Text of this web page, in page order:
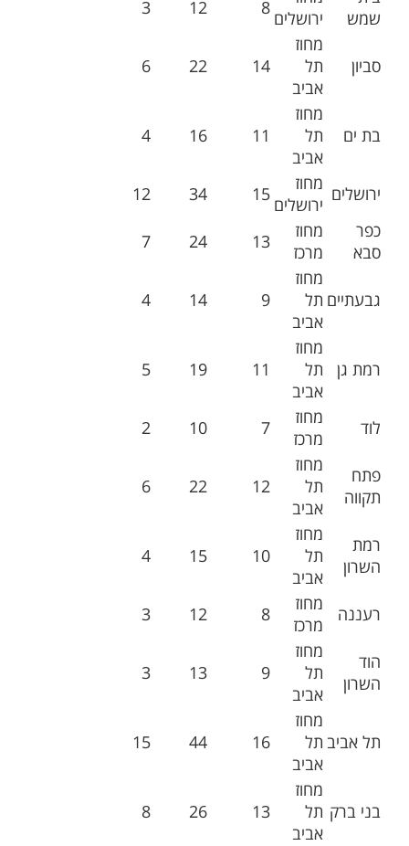
שמש
ירושלים 8
12
3
סביון
מחוז
תל
אביב
14
22
6
בת ים
מחוז
תל
אביב
11
16
4
ירושלים מחוז
ירושלים 15
34
12
כפר
סבא
מחוז
מרכז
13
24
7
גבעתיים
מחוז
תל
אביב
9
14
4
רמת גן
מחוז
תל
אביב
11
19
5
לוד
מחוז
מרכז
7
10
2
פתח
תקווה
מחוז
תל
אביב
12
22
6
רמת
השרון
מחוז
תל
אביב
10
15
4
רעננה
מחוז
מרכז
8
12
3
הוד
השרון
מחוז
תל
אביב
9
13
3
תל אביב
מחוז
תל
אביב
16
44
15
בני ברק
מחוז
תל
אביב
13
26
8